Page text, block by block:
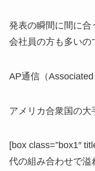
発表の瞬間に間に合
会社員の方も多いの
AP通信（Associated
アメリカ合衆国の大
[box class=”box1″
代の組み合わせで溢